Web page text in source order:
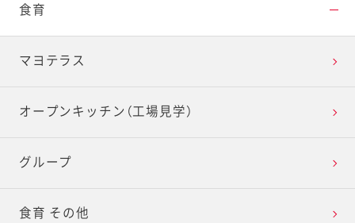
食育
マヨテラス
オープンキッチン（工場見学）
グループ
食育 その他